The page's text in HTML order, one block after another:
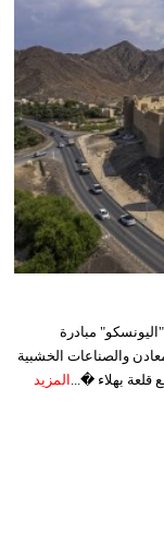
مبادرة
والصناعات الخشبية
قلعة بهلاء �... المزيد